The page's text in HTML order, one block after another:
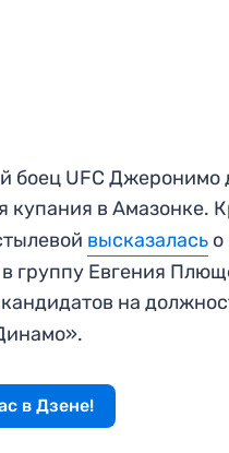
боец UFC Джеронимо
купания в Амазонке.
высказалась о
группу Евгения
на
в Дзене!